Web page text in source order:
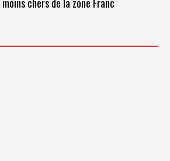
moins chers de la zone Franc